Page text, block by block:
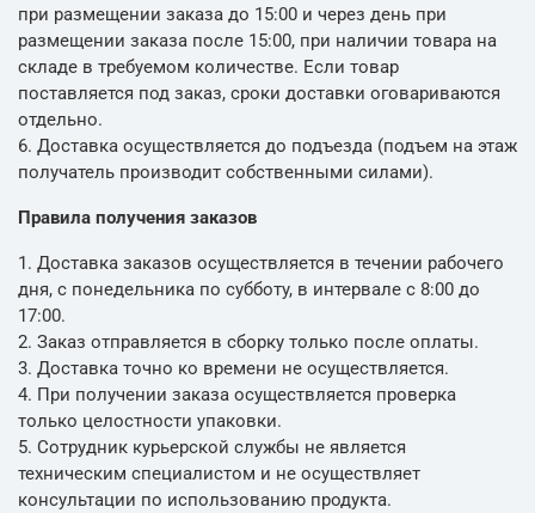
при размещении заказа до 15:00 и через день при
размещении заказа после 15:00, при наличии товара на
складе в требуемом количестве. Если товар
поставляется под заказ, сроки доставки оговариваются
отдельно.
6. Доставка осуществляется до подъезда (подъем на этаж
получатель производит собственными силами).
Правила получения заказов
1. Доставка заказов осуществляется в течении рабочего
дня, с понедельника по субботу, в интервале с 8:00 до
17:00.
2. Заказ отправляется в сборку только после оплаты.
3. Доставка точно ко времени не осуществляется.
4. При получении заказа осуществляется проверка
только целостности упаковки.
5. Сотрудник курьерской службы не является
техническим специалистом и не осуществляет
консультации по использованию продукта.